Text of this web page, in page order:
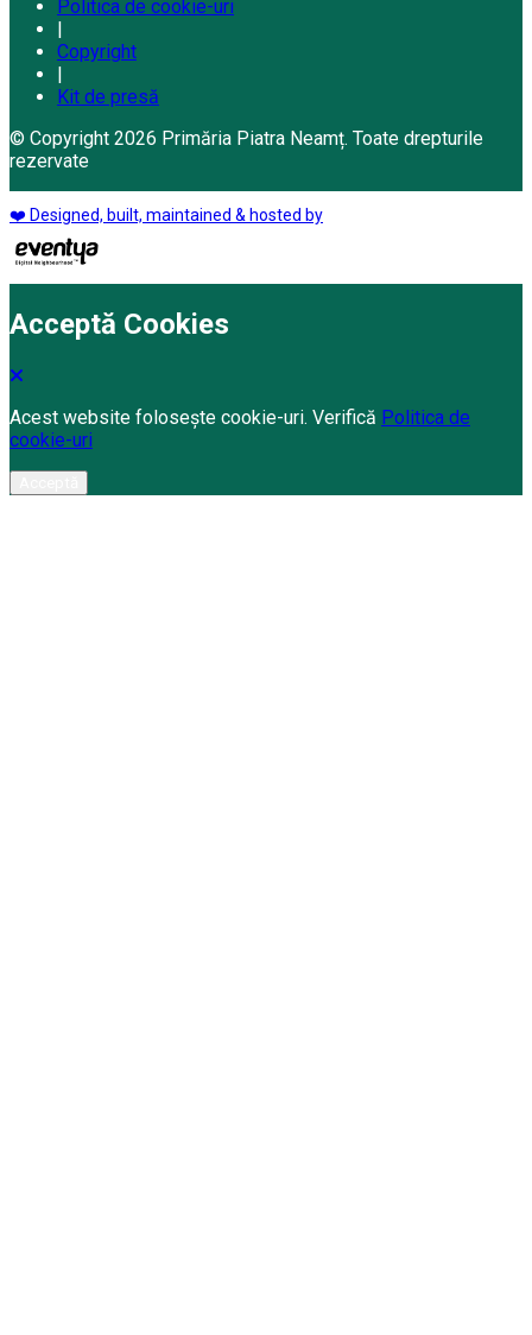
Politica de cookie-uri
|
Copyright
|
Kit de presă
© Copyright 2026 Primăria Piatra Neamț. Toate drepturile
rezervate
❤️ Designed, built, maintained & hosted by
Acceptă Cookies
Acest website folosește cookie-uri. Verifică Politica de
cookie-uri